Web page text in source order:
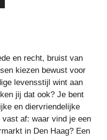
en recht, bruist van
kiezen bewust voor
levensstijl wint aan
jij dat ook? Je bent
en diervriendelijke
af: waar vind je een
in Den Haag? Een